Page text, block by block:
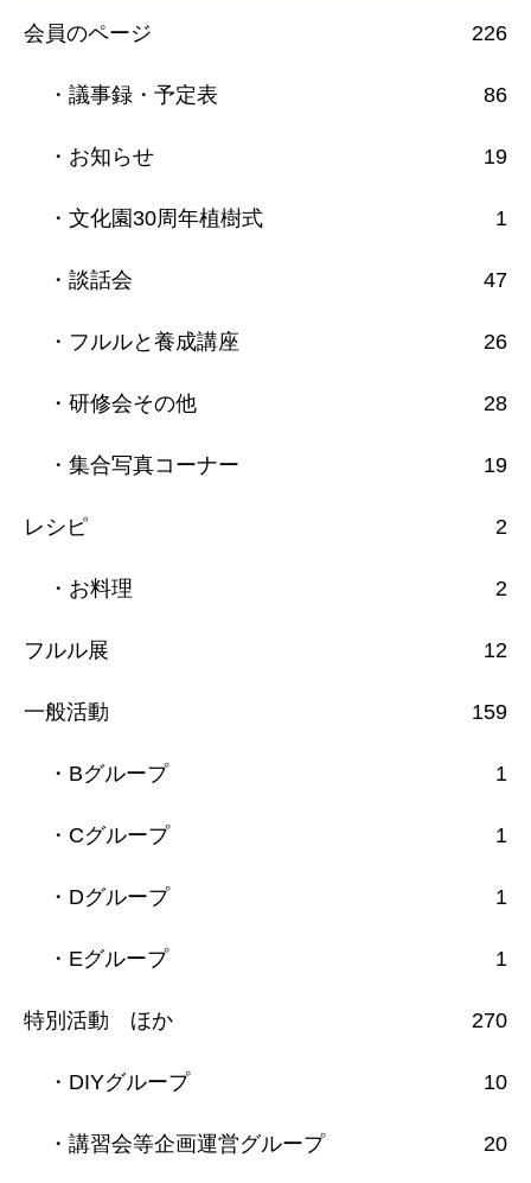
会員のページ 226
・議事録・予定表 86
・お知らせ 19
・文化園30周年植樹式 1
・談話会 47
・フルルと養成講座 26
・研修会その他 28
・集合写真コーナー 19
レシピ 2
・お料理 2
フルル展 12
一般活動 159
・Bグループ 1
・Cグループ 1
・Dグループ 1
・Eグループ 1
特別活動 ほか 270
・DIYグループ 10
・講習会等企画運営グループ 20